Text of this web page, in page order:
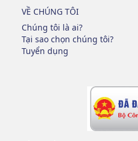
VỀ CHÚNG TÔI
Chúng tôi là ai?
Tại sao chọn chúng tôi?
Tuyển dụng